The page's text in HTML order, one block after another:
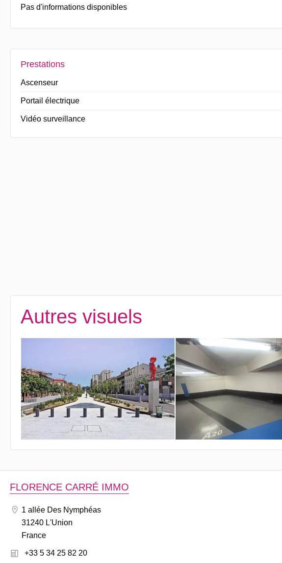
Pas d'informations disponibles
Prestations
Ascenseur
Portail électrique
Vidéo surveillance
Autres visuels
FLORENCE CARRÉ IMMO
1 allée Des Nymphéas
31240 L'Union
France
+33 5 34 25 82 20